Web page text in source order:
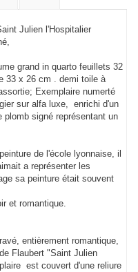
Julien l'Hospitalier
grand in quarto feuillets 32
33 x 26 cm . demi toile à
Exemplaire numerté
sur alfa luxe, enrichi d'un
plomb signé représentant un
de l'école lyonnaise, il
a représenter les
sa peinture était souvent
et romantique.
entièrement romantique,
Flaubert "Saint Julien
est couvert d'une reliure